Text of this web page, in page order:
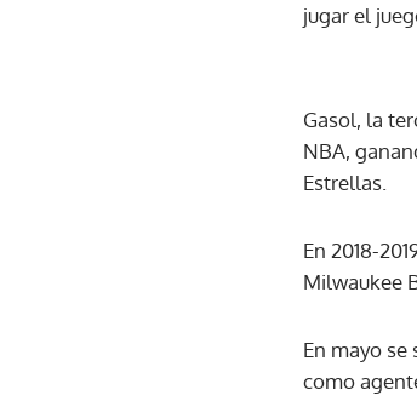
jugar el
Gasol, la
NBA,
Estrellas.
En 2018-
Milwaukee
En mayo
como